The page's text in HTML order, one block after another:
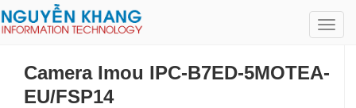
Camera Imou IPC-B7ED-5MOTEA-
EU/FSP14